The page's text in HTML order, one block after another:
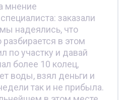
мнение
заказали
надеялись, что
разбирается в этом
по участку и давай
более 10 колец,
воды, взял деньги и
так и не прибыла.